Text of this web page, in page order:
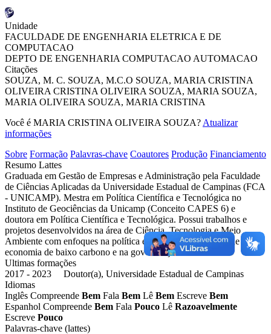
Unidade
FACULDADE DE ENGENHARIA ELETRICA E DE
COMPUTACAO
DEPTO DE ENGENHARIA COMPUTACAO AUTOMACAO
Citações
SOUZA, M. C. SOUZA, M.C.O SOUZA, MARIA CRISTINA
OLIVEIRA CRISTINA OLIVEIRA SOUZA, MARIA SOUZA,
MARIA OLIVEIRA SOUZA, MARIA CRISTINA
Você é MARIA CRISTINA OLIVEIRA SOUZA? Atualizar
informações
Sobre Formação Palavras-chave Coautores Produção Financiamento
Resumo Lattes
Graduada em Gestão de Empresas e Administração pela Faculdade
de Ciências Aplicadas da Universidade Estadual de Campinas (FCA
- UNICAMP). Mestra em Política Científica e Tecnológica no
Instituto de Geociências da Unicamp (Conceito CAPES 6) e
doutora em Política Científica e Tecnológica. Possui trabalhos e
projetos desenvolvidos na área de Ciência, Tecnologia e Meio
Ambiente com enfoques na política energética no contexto de uma
economia de baixo carbono e na governança ambiental.
Ultimas formações
2017 - 2023 Doutor(a), Universidade Estadual de Campinas
Idiomas
Inglês Compreende Bem Fala Bem Lê Bem Escreve Bem
Espanhol Compreende Bem Fala Pouco Lê Razoavelmente
Escreve Pouco
Palavras-chave (lattes)